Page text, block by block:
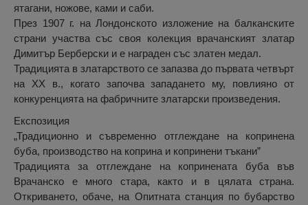
ятагани, ножове, ками и саби.
През 1907 г. на Лондонското изложение на балканските
страни участва със своя колекция врачанският златар
Димитър Берберски и е награден със златен медал.
Традицията в златарството се запазва до първата четвърт
на ХХ в., когато започва западането му, повлияно от
конкуренцията на фабричните златарски произведения.
Експозиция
„Традиционно и съвременно отглеждане на копринена
буба, производство на коприна и копринени тъкани”
Традицията за отглеждане на копринената буба във
Врачанско е много стара, както и в цялата страна.
Откриването, обаче, на Опитната станция по бубарство